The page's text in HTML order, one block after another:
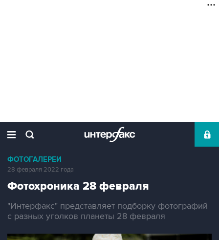
ФОТОГАЛЕРЕИ
28 февраля 2022 года
Фотохроника 28 февраля
"Интерфакс" представляет подборку фотографий
с разных уголков планеты 28 февраля